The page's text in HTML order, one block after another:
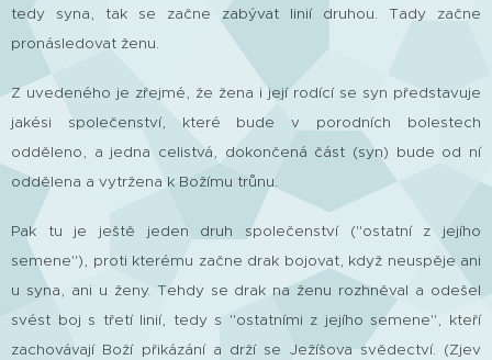
tedy syna, tak se začne zabývat linií druhou. Tady začne
pronásledovat ženu.
Z uvedeného je zřejmé, že žena i její rodící se syn představuje
jakési společenství, které bude v porodních bolestech
odděleno, a jedna celistvá, dokončená část (syn) bude od ní
oddělena a vytržena k Božímu trůnu.
Pak tu je ještě jeden druh společenství ("ostatní z jejího
semene"), proti kterému začne drak bojovat, když neuspěje ani
u syna, ani u ženy. Tehdy se drak na ženu rozhněval a odešel
svést boj s třetí linií, tedy s "ostatními z jejího semene", kteří
zachovávají Boží přikázání a drží se Ježíšova svědectví. (Zjev